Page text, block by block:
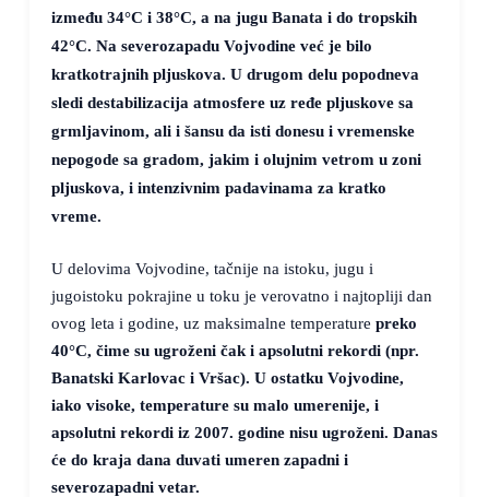
između 34°C i 38°C, a na jugu Banata i do tropskih
42°C. Na severozapadu Vojvodine već je bilo
kratkotrajnih pljuskova. U drugom delu popodneva
sledi destabilizacija atmosfere uz ređe pljuskove sa
grmljavinom, ali i šansu da isti donesu i vremenske
nepogode sa gradom, jakim i olujnim vetrom u zoni
pljuskova, i intenzivnim padavinama za kratko
vreme.
U delovima Vojvodine, tačnije na istoku, jugu i
jugoistoku pokrajine u toku je verovatno i najtopliji dan
ovog leta i godine, uz maksimalne temperature preko
40°C, čime su ugroženi čak i apsolutni rekordi (npr.
Banatski Karlovac i Vršac). U ostatku Vojvodine,
iako visoke, temperature su malo umerenije, i
apsolutni rekordi iz 2007. godine nisu ugroženi. Danas
će do kraja dana duvati umeren zapadni i
severozapadni vetar.